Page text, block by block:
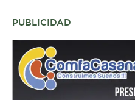
PUBLICIDAD